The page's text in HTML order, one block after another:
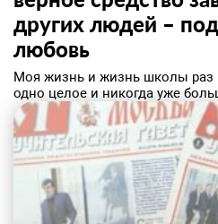
других людей –
любовь
​Моя жизнь и жизнь школы раз
одно целое и никогда уже